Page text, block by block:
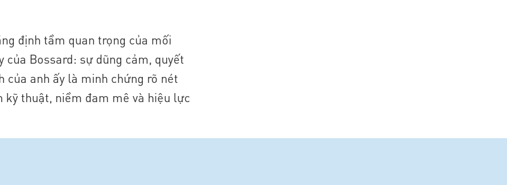
định tầm quan trọng của mối
Bossard: sự dũng cảm, quyết
của anh ấy là minh chứng rõ nét
kỹ thuật, niềm đam mê và hiệu lực